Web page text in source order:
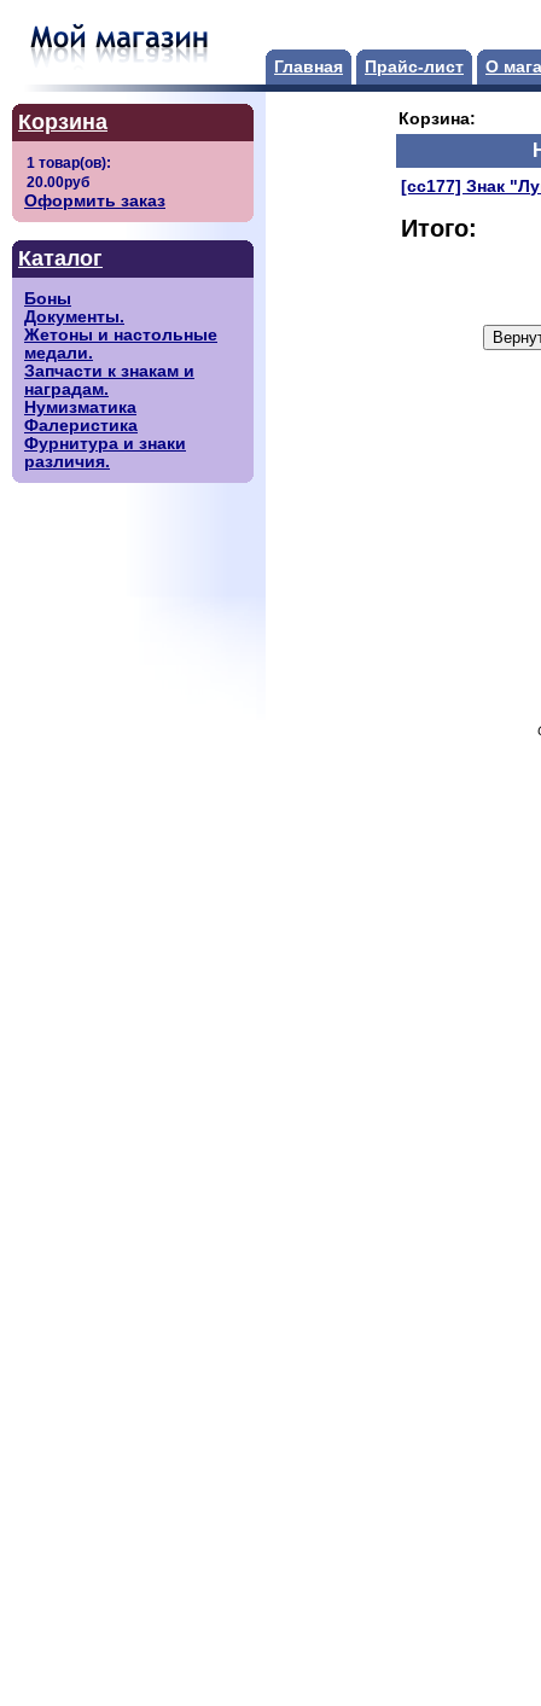
Главная Прайс-лист О
Корзина
Оформить заказ
Каталог
Боны
Документы.
Жетоны и настольные
медали.
Запчасти к знакам и
наградам.
Нумизматика
Фалеристика
Фурнитура и знаки
различия.
Корзина:
[сс177] Знак
Итого: